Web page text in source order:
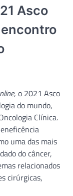
Asco
, o 2021 Asco
do mundo,
Clínica.
uma das mais
do câncer,
relacionados
cirúrgicas,